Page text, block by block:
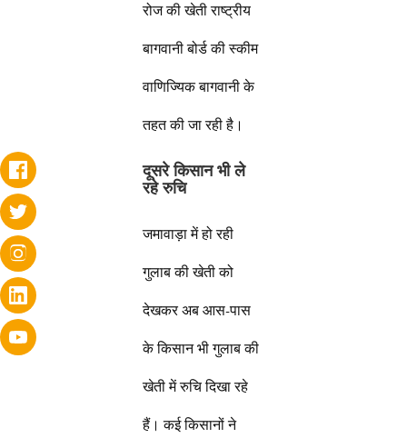
रोज की खेती राष्ट्रीय
बागवानी बोर्ड की स्कीम
वाणिज्यिक बागवानी के
तहत की जा रही है।
दूसरे किसान भी ले
रहे रुचि
जमावाड़ा में हो रही
गुलाब की खेती को
देखकर अब आस-पास
के किसान भी गुलाब की
खेती में रुचि दिखा रहे
हैं। कई किसानों ने